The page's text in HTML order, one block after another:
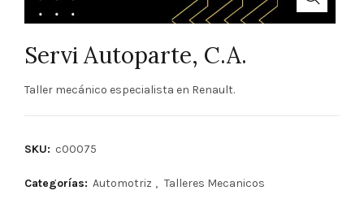
Servi Autoparte, C.A.
Taller mecánico especialista en Renault.
SKU: c00075
Categorías: Automotriz , Talleres Mecanicos